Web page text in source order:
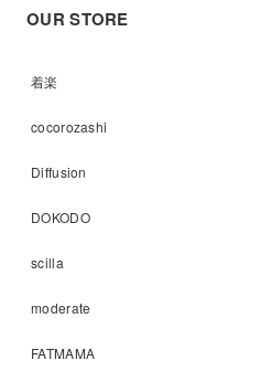
OUR STORE
着楽
cocorozashi
Diffusion
DOKODO
scilla
moderate
FATMAMA